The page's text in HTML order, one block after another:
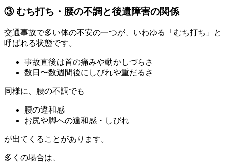
③ むち打ち・腰の不調と後遺障害の関係
交通事故で多い体の不安の一つが、いわゆる「むち打ち」と
呼ばれる状態です。
事故直後は首の痛みや動かしづらさ
数日〜数週間後にしびれや重だるさ
同様に、腰の不調でも
腰の違和感
お尻や脚への違和感・しびれ
が出てくることがあります。
多くの場合は、